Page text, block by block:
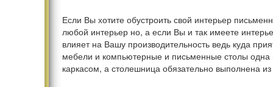
Если Вы хотите обустроить свой интерьер
любой интерьер но, а если Вы и так имеете
влияет на Вашу производительность ведь куда
мебели и компьютерные и письменные столы
каркасом, а столешница обязательно выполнена